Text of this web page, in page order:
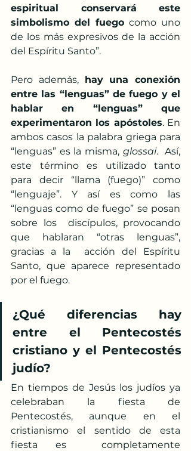
espiritual conservará este
simbolismo del fuego como uno
de los más expresivos de la acción
del Espíritu Santo”.
Pero además, hay una conexión
entre las “lenguas” de fuego y el
hablar en “lenguas” que
experimentaron los apóstoles. En
ambos casos la palabra griega para
“lenguas” es la misma, glossai.  Así,
este término es utilizado tanto
para decir “llama (fuego)” como
“lenguaje”. Y así es como las
“lenguas como de fuego” se posan
sobre los  discípulos, provocando
que hablaran “otras lenguas”,
gracias a la  acción del Espíritu
Santo, que aparece representado
por el fuego.
¿Qué diferencias hay
entre el Pentecostés
cristiano y el Pentecostés
judío?
En tiempos de Jesús los judíos ya
celebraban la fiesta de
Pentecostés, aunque en el
cristianismo el sentido de esta
fiesta es  completamente